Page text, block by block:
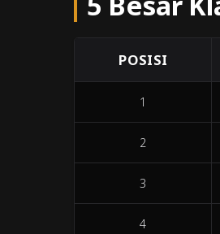
POSISI
1
2
3
4